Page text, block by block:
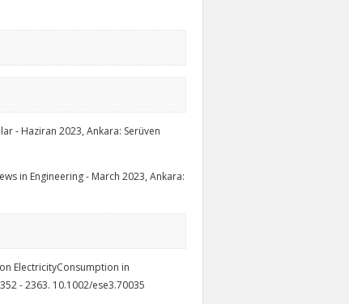
- Haziran 2023, Ankara: Serüven
in Engineering - March 2023, Ankara:
ElectricityConsumption in
- 2363. 10.1002/ese3.70035